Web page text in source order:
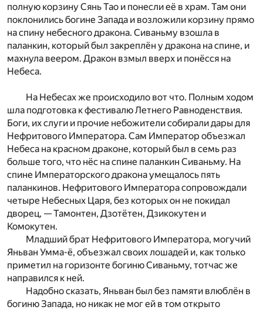
полную корзину Сянь Тао и понесли её в храм. Там они
поклонились богине Запада и возложили корзину прямо
на спину небесного дракона. Сиваньму взошла в
паланкин, который был закреплён у дракона на спине, и
махнула веером. Дракон взмыл вверх и понёсся на
Небеса.
На Небесах же происходило вот что. Полным ходом
шла подготовка к фестивалю Летнего Равноденствия.
Боги, их слуги и прочие небожители собирали дары для
Нефритового Императора. Сам Император объезжал
Небеса на красном драконе, который был в семь раз
больше того, что нёс на спине паланкин Сиваньму. На
спине Императорского дракона умещалось пять
паланкинов. Нефритового Императора сопровождали
четыре Небесных Царя, без которых он не покидал
дворец, — Тамонтен, Дзотётен, Дзикокутен и
Комокутен.
Младший брат Нефритового Императора, могучий
Яньван Умма-ё, объезжал своих лошадей и, как только
приметил на горизонте богиню Сиваньму, тотчас же
направился к ней.
Надобно сказать, Яньван был без памяти влюблён в
богиню Запада, но никак не мог ей в том открыто